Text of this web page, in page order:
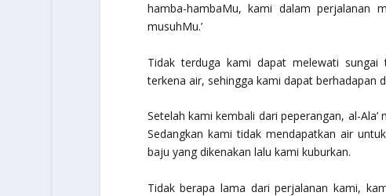
hamba-hambaMu, kami dalam perjalanan
musuhMu.’
Tidak terduga kami dapat melewati
terkena air, sehingga kami dapat berhadapan
Setelah kami kembali dari peperangan, al-
Sedangkan kami tidak mendapatkan air
baju yang dikenakan lalu kami kuburkan.
Tidak berapa lama dari perjalanan kami,